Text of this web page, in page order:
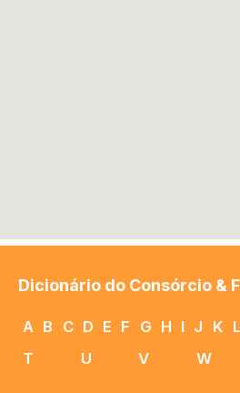
Dicionário do Consórcio &
A B C D E F G H I J K L
T
U V W